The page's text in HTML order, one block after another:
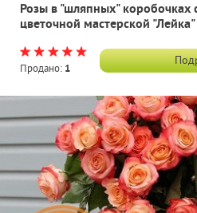
Розы в "шляпных" коробочках
цветочной мастерской
Продано: 1